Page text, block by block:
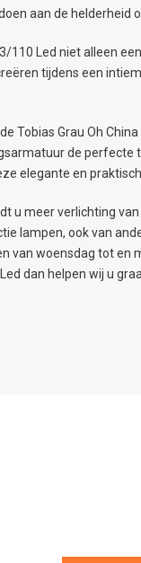
aan de helderheid
110 Led niet alleen
tijdens een
Tobias Grau Oh
de perfecte
elegante en
u meer verlichting van
lampen, ook van
van woensdag tot en
dan helpen wij u